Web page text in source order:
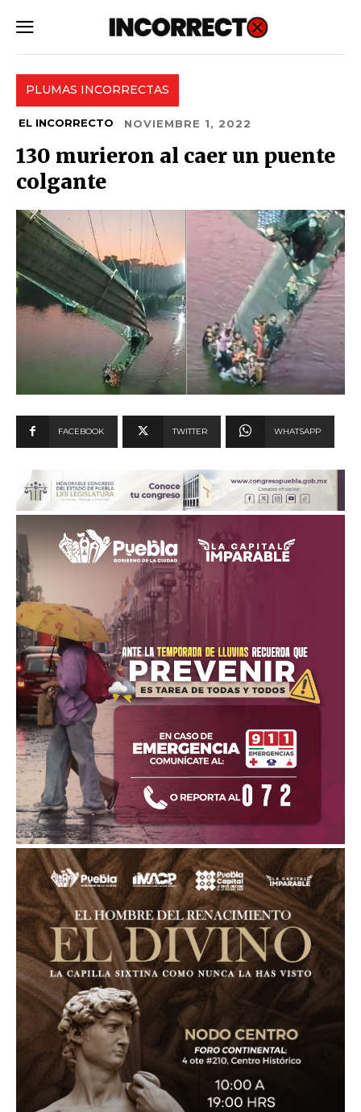
PLUMAS INCORRECTAS
EL INCORRECTO NOVIEMBRE 1, 2022
130 murieron al caer un puente
colgante
FACEBOOK TWITTER WHATSAPP